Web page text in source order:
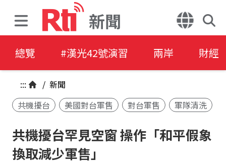
新聞
總覽 #漢光42號演習 兩岸 財經
::: / 新聞
共機擾台
美國對台軍售 對台軍售 軍隊清洗
共機擾台罕見空窗 操作「和平假象
換取減少軍售」